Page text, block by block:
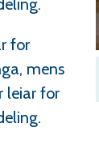
for
mens
leiar for